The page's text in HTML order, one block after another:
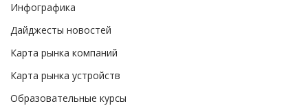
Инфографика
Дайджесты новостей
Карта рынка компаний
Карта рынка устройств
Образовательные курсы